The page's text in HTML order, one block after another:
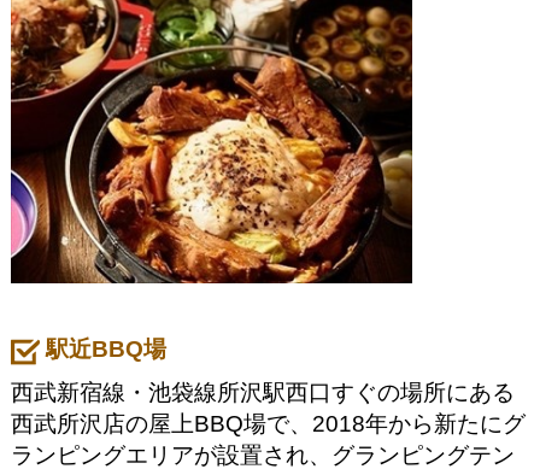
駅近BBQ場
西武新宿線・池袋線所沢駅西口すぐの場所にある
西武所沢店の屋上BBQ場で、2018年から新たにグ
ランピングエリアが設置され、グランピングテン